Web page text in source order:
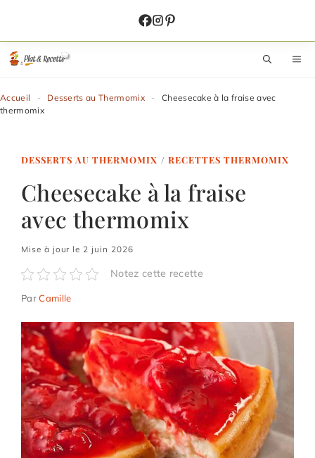
contenu
Accueil - Desserts au Thermomix -
Cheesecake à la fraise avec
thermomix
DESSERTS AU THERMOMIX / RECETTES THERMOMIX
Cheesecake à la fraise
avec thermomix
Mise à jour le 2 juin 2026
Notez cette recette
ParCamille